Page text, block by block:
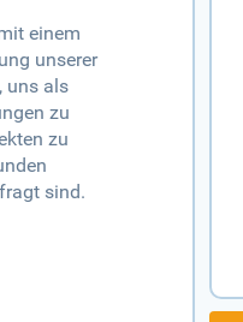
einem
unserer
uns als
zu
zu
sind.